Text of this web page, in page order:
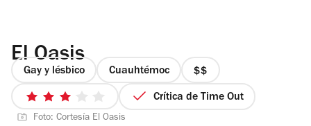
El Oasis
Gay y lésbico Cuauhtémoc
precio
2
3
de
Crítica de Time Out
Foto: Cortesía El Oasis